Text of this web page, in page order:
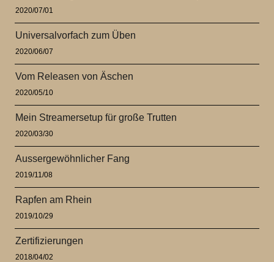
2020/07/01
Universalvorfach zum Üben
2020/06/07
Vom Releasen von Äschen
2020/05/10
Mein Streamersetup für große Trutten
2020/03/30
Aussergewöhnlicher Fang
2019/11/08
Rapfen am Rhein
2019/10/29
Zertifizierungen
2018/04/02